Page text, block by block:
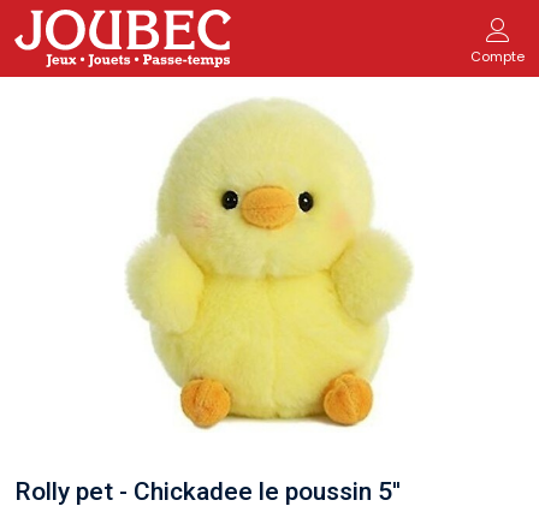
Compte
Rolly pet - Chickadee le poussin 5''